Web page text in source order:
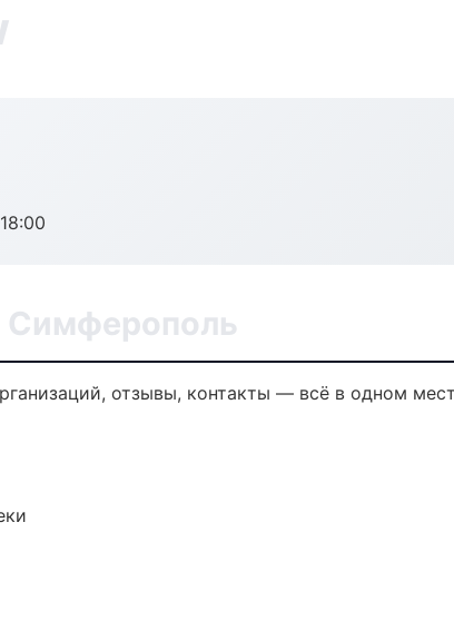
Симферополь
отзывы, контакты — всё в одном